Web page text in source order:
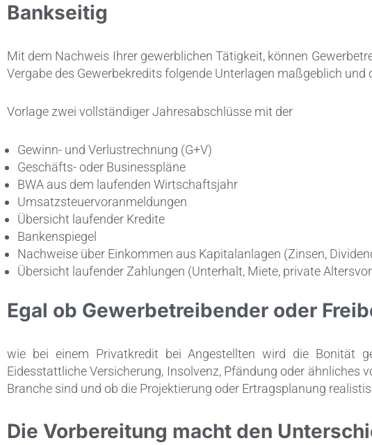
Bankseitig
Mit dem Nachweis Ihrer gewerblichen Tätigkeit, können
Vergabe des Gewerbekredits folgende Unterlagen maßgeblich und
Vorlage zwei vollständiger Jahresabschlüsse mit der
Gewinn- und Verlustrechnung (G+V)
Geschäfts- oder Businesspläne
BWA aus dem laufenden Wirtschaftsjahr
Umsatzsteuervoranmeldungen
Übersicht laufender Kredite
Bankenspiegel
Nachweise über Einkommen aus Kapitalanlagen (Zinsen,
Übersicht laufender Zahlungen (Unterhalt, Miete, private
Egal ob Gewerbetreibender oder
wie bei einem Privatkredit bei Angestellten wird die Bonität
Eidesstattliche Versicherung, Insolvenz, Pfändung oder
Branche sind und ob die Projektierung oder Ertragsplanung
Die Vorbereitung macht den